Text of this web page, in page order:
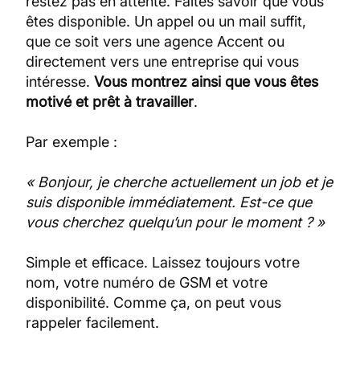
êtes disponible. Un appel ou un mail suffit,
que ce soit vers une agence Accent ou
directement vers une entreprise qui vous
intéresse. Vous montrez ainsi que vous êtes
motivé et prêt à travailler.
Par exemple :
« Bonjour, je cherche actuellement un job et je
suis disponible immédiatement. Est-ce que
vous cherchez quelqu’un pour le moment ? »
Simple et efficace. Laissez toujours votre
nom, votre numéro de GSM et votre
disponibilité. Comme ça, on peut vous
rappeler facilement.